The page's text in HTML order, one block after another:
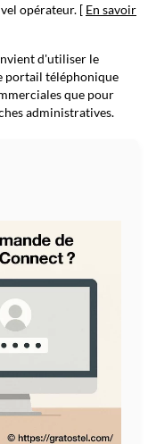
opérateur. [ En savoir
d'utiliser le
portail téléphonique
que pour
administratives.